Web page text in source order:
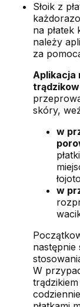
Słoik z
na płatek
należy
za
Aplikacja
skóry,
w
w
następnie
W